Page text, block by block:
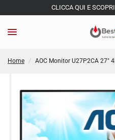
CLICCA QUI E
Home / AOC Monitor U27P2CA 27"